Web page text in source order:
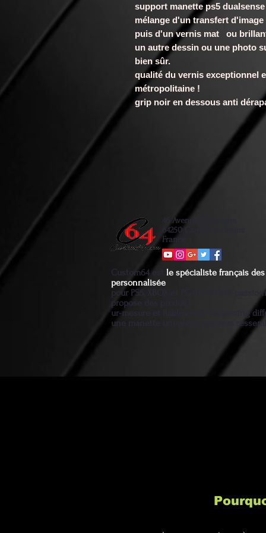
support manette ps5
mélange d'un transfert
puis d'un vernis mat ou
un autre dessin ou une photo
bien sûr.
qualité du vernis exceptionnel
métropolitaine !
grip noir en dessous anti
46 Avenue d'Espagne
64250 Cambo les bains
France
Custom64 est le spécialiste français
personnalisée
pour PS5, XBOX et PC. Un artiste
propose des produits
ur-mesure et fiables pour un gaming
une manette unique et qui vous